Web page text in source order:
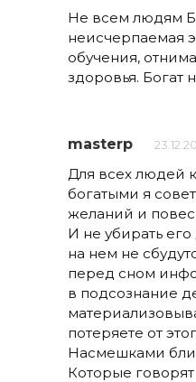
комментариям
Не всем людям
неисчерпаемая
обучения,
здоровья. Богат
masterp
Для всех людей
богатыми я
желаний и
И не убирать
на нем не
перед сном
в подсознание
потеряете от
Насмешками
Которые